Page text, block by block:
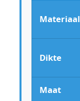
Materiaal
Dikte
Maat